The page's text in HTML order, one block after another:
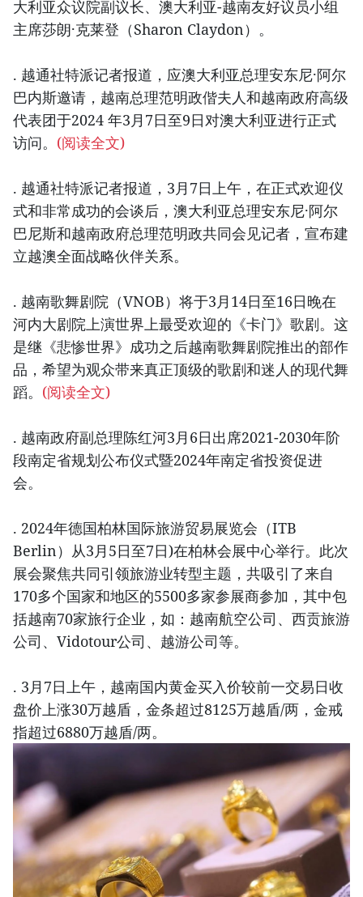
大利亚众议院副议长、澳大利亚-越南友好议员小组
主席莎朗·克莱登（Sharon Claydon）。
. 越通社特派记者报道，应澳大利亚总理安东尼·阿尔
巴内斯邀请，越南总理范明政偕夫人和越南政府高级
代表团于2024 年3月7日至9日对澳大利亚进行正式
访问。 (阅读全文)
. 越通社特派记者报道，3月7日上午，在正式欢迎仪
式和非常成功的会谈后，澳大利亚总理安东尼·阿尔
巴尼斯和越南政府总理范明政共同会见记者，宣布建
立越澳全面战略伙伴关系。
. 越南歌舞剧院（VNOB）将于3月14日至16日晚在
河内大剧院上演世界上最受欢迎的《卡门》歌剧。这
是继《悲惨世界》成功之后越南歌舞剧院推出的部作
品，希望为观众带来真正顶级的歌剧和迷人的现代舞
蹈。 (阅读全文)
. 越南政府副总理陈红河3月6日出席2021-2030年阶
段南定省规划公布仪式暨2024年南定省投资促进
会。
. 2024年德国柏林国际旅游贸易展览会（ITB
Berlin）从3月5日至7日)在柏林会展中心举行。此次
展会聚焦共同引领旅游业转型主题，共吸引了来自
170多个国家和地区的5500多家参展商参加，其中包
括越南70家旅行企业，如：越南航空公司、西贡旅游
公司、Vidotour公司、越游公司等。
. 3月7日上午，越南国内黄金买入价较前一交易日收
盘价上涨30万越盾，金条超过8125万越盾/两，金戒
指超过6880万越盾/两。